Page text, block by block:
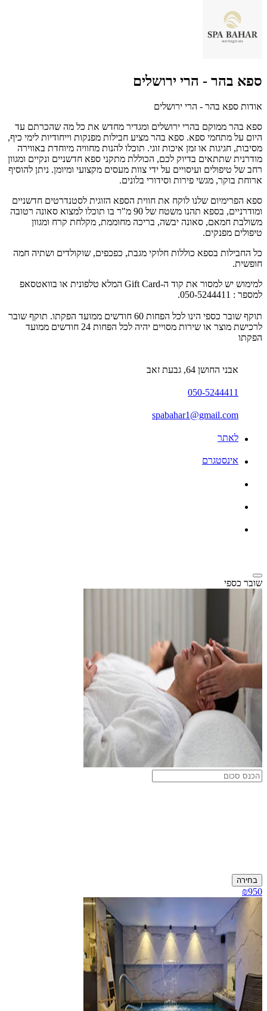
ספא בהר - הרי ירושלים
אודות ספא בהר - הרי ירושלים
ספא בהר ממוקם בהרי ירושלים ומגדיר מחדש את כל מה שהכרתם עד
היום על מתחמי ספא. ספא בהר מציע חבילות מפנקות וייחודיות לימי כיף,
מסיבות, חגיגות או זמן איכות זוגי. תוכלו להנות מחוויה מיוחדת באווירה
מודרנית שתתאים בדיוק לכם, הכוללת מתקני ספא חדשניים ונקיים ומגוון
רחב של טיפולים ועיסויים על ידי צוות מעסים מקצועי ומיומן. ניתן להוסיף
ארוחת בוקר, מגשי פירות וסידורי בלונים.
ספא הפרימיום שלנו לוקח את חווית הספא הזוגית לסטנדרטים חדשניים
ומודרניים, בספא תהנו משטח של 90 מ"ר בו תוכלו למצוא סאונה רטובה
משולבת חמאם, סאונה יבשה, בריכה מחוממת, מקלחת קרח ומגוון
טיפולים מפנקים.
כל החבילות בספא כוללות חלוקי מגבת, כפכפים, שוקולדים ושתיה חמה
חופשית.
למימוש יש למסור את קוד ה-Gift Card המלא טלפונית או בוואטסאפ
למספר : 050-5244411.
תוקף שובר כספי הינו לכל הפחות 60 חודשים ממועד הפקתו. תוקף שובר
לרכישת מוצר או שירות מסויים יהיה לכל הפחות 24 חודשים ממועד
הפקתו
אבני החושן 64, גבעת זאב
050-5244411
spabahar1@gmail.com
לאתר
אינסטגרם
שובר כספי
בחירה
₪950